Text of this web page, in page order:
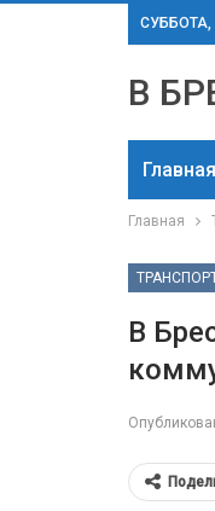
СУББОТА,
В
Главная
Главная
В